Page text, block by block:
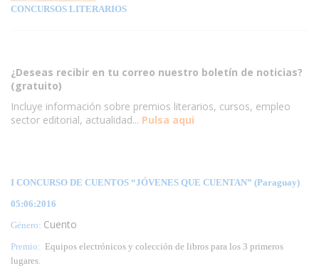
CONCURSOS LITERARIOS
¿Deseas recibir en tu correo nuestro boletín de noticias?
(gratuito)
Incluye información sobre premios literarios, cursos, empleo
sector editorial, actualidad... Pulsa aqui
I CONCURSO DE CUENTOS “JÓVENES QUE CUENTAN” (Paraguay)
05:06:2016
Género: Cuento
Premio: Equipos electrónicos y colección de libros para los 3 primeros
lugares.